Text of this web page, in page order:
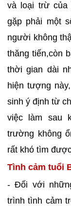
và loại trừ của
gặp phải một
người không
thăng tiến,còn
thời gian dài
hiện tượng
sinh ý định từ
việc làm sau
trường không
rất khó tìm
Tình cảm tuổi
- Đối với
trình tình cảm